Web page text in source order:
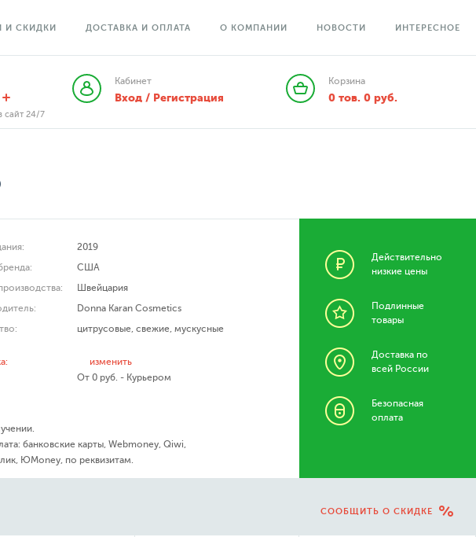
И СКИДКИ ДОСТАВКА И ОПЛАТА О КОМПАНИИ НОВОСТИ ИНТЕРЕСНОЕ
сайт 24/7
Кабинет
Вход / Регистрация
Корзина
0 тов. 0руб.
2019
США
Швейцария
Donna Karan Cosmetics
цитрусовые, свежие, мускусные
изменить
От 0 руб. - Курьером
банковские карты, Webmoney, Qiwi,
ЮMoney, по реквизитам.
Действительно
низкие цены
Подлинные
товары
Доставка по
всей России
Безопасная
оплата
СООБЩИТЬ О СКИДКЕ